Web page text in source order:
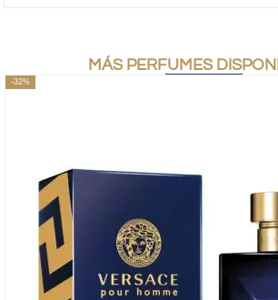
MÁS PERFUMES
-32%